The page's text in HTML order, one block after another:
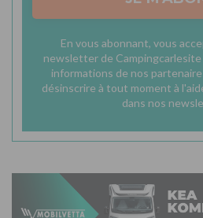
En vous abonnant, vous
newsletter de
informations de nos
désinscrire à tout moment à
dans nos